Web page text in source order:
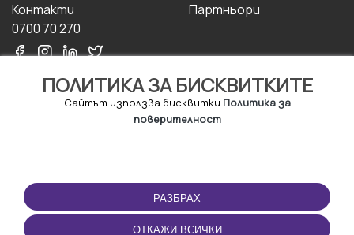
ПОЛИТИКА ЗА БИСКВИТКИТЕ
Сайтът използва бисквитки Политика за
поверителност
РАЗБРАХ
ОТКАЖИ ВСИЧКИ
Контакти
0700 70 270
Партньори
ПОЛЗВАНЕ
Правила и условия за
ползване
ПРИЛОЖЕНИЕТО